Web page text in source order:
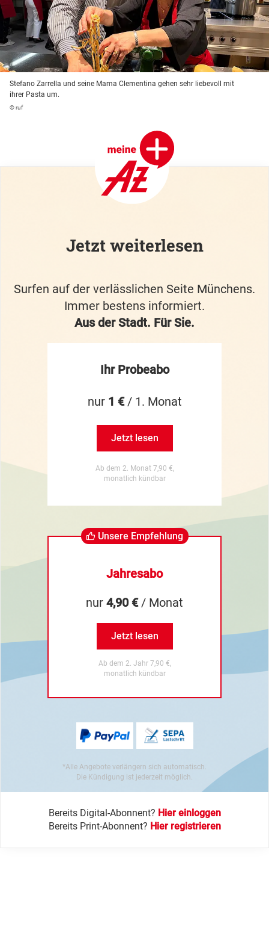
Stefano Zarrella und seine Mama Clementina gehen sehr liebevoll mit
ihrer Pasta um.
© ruf
Jetzt weiterlesen
Surfen auf der verlässlichen Seite Münchens.
Immer bestens informiert.
Aus der Stadt. Für Sie.
Ihr Probeabo
nur 1 €/ 1. Monat
Jetzt lesen
Ab dem 2. Monat 7,90 €,
monatlich kündbar
Unsere Empfehlung
Jahresabo
nur 4,90 €/ Monat
Jetzt lesen
Ab dem 2. Jahr 7,90 €,
monatlich kündbar
*Alle Angebote verlängern sich automatisch.
Die Kündigung ist jederzeit möglich.
Bereits Digital-Abonnent? Hier einloggen
Bereits Print-Abonnent? Hier registrieren